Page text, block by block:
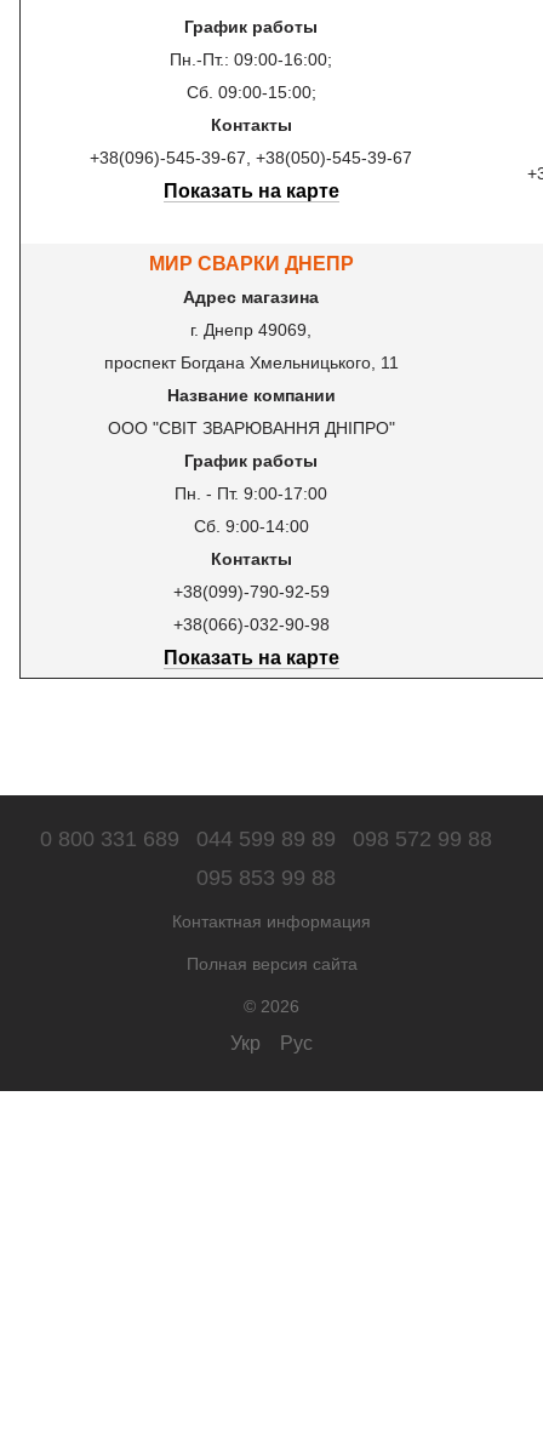
График работы
Пн.-Пт.: 09:00-16:00;
Сб. 09:00-15:00;
Контакты
+38(096)-545-39-67, +38(050)-545-39-67
Показать на карте
МИР СВАРКИ ДНЕПР
Адрес магазина
г. Днепр 49069,
проспект Богдана Хмельницького, 11
Название компании
ООО "СВІТ ЗВАРЮВАННЯ ДНІПРО"
График работы
Пн. - Пт. 9:00-17:00
Сб. 9:00-14:00
Контакты
+38(099)-790-92-59
+38(066)-032-90-98
Показать на карте
0 800 331 689 044 599 89 89
098 572 99 88
095 853 99 88
Контактная информация
Полная версия сайта
© 2026
Укр Рус